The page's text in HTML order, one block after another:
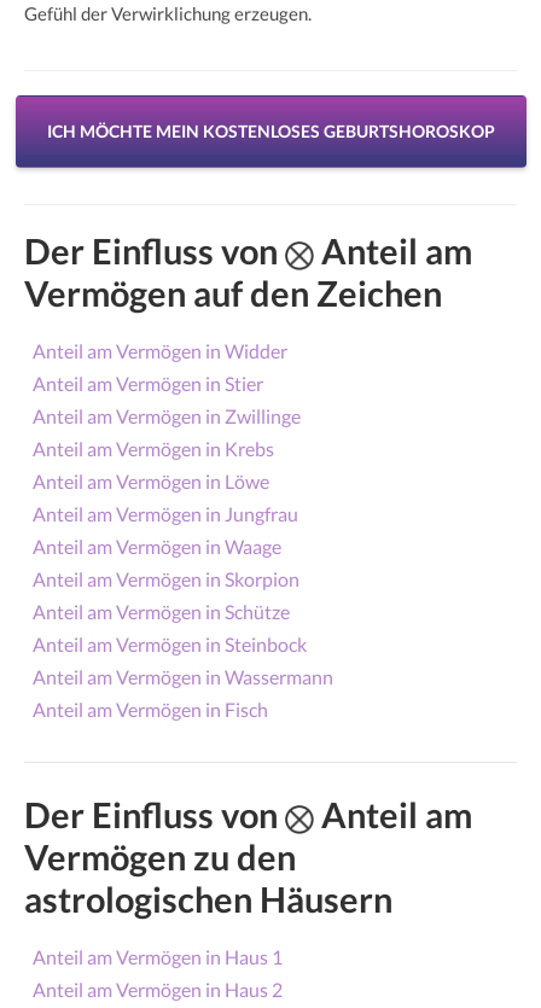
Gefühl der Verwirklichung erzeugen.
ICH MÖCHTE MEIN KOSTENLOSES GEBURTSHOROSKOP
Der Einfluss von
Anteil am
Vermögen auf den Zeichen
Anteil am Vermögen in Widder
Anteil am Vermögen in Stier
Anteil am Vermögen in Zwillinge
Anteil am Vermögen in Krebs
Anteil am Vermögen in Löwe
Anteil am Vermögen in Jungfrau
Anteil am Vermögen in Waage
Anteil am Vermögen in Skorpion
Anteil am Vermögen in Schütze
Anteil am Vermögen in Steinbock
Anteil am Vermögen in Wassermann
Anteil am Vermögen in Fisch
Der Einfluss von
Anteil am
Vermögen zu den
astrologischen Häusern
Anteil am Vermögen in Haus 1
Anteil am Vermögen in Haus 2